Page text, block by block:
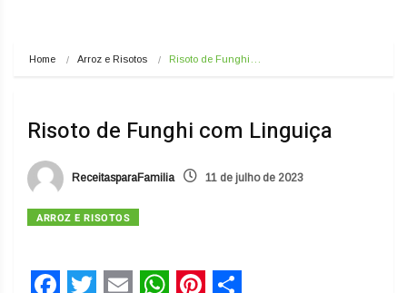
Home Arroz e Risotos Risoto de Funghi…
Risoto de Funghi com Linguiça
ReceitasparaFamilia 11 de julho de 2023
ARROZ E RISOTOS